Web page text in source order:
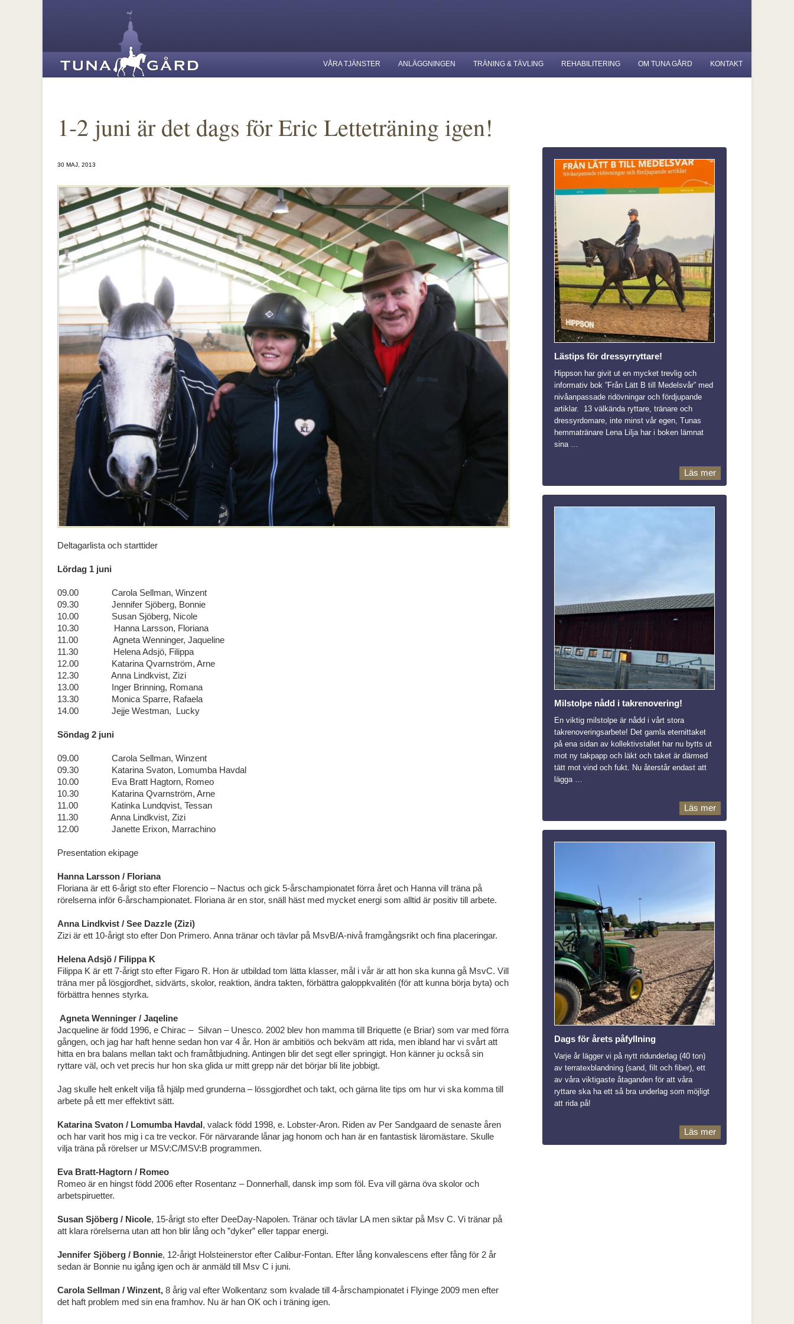
VÅRA TJÄNSTER ANLÄGGNINGEN TRÄNING & TÄVLING REHABILITERING OM TUNA GÅRD KONTAKT
1-2 juni är det dags för Eric Letteträning igen!
30 MAJ, 2013
Deltagarlista och starttider
Lördag 1 juni
09.00 Carola Sellman, Winzent
09.30 Jennifer Sjöberg, Bonnie
10.00 Susan Sjöberg, Nicole
10.30 Hanna Larsson, Floriana
11.00 Agneta Wenninger, Jaqueline
11.30 Helena Adsjö, Filippa
12.00 Katarina Qvarnström, Arne
12.30 Anna Lindkvist, Zizi
13.00 Inger Brinning, Romana
13.30 Monica Sparre, Rafaela
14.00 Jejje Westman, Lucky
Söndag 2 juni
09.00 Carola Sellman, Winzent
09.30 Katarina Svaton, Lomumba Havdal
10.00 Eva Bratt Hagtorn, Romeo
10.30 Katarina Qvarnström, Arne
11.00 Katinka Lundqvist, Tessan
11.30 Anna Lindkvist, Zizi
12.00 Janette Erixon, Marrachino
Presentation ekipage
Hanna Larsson / Floriana
Floriana är ett 6-årigt sto efter Florencio – Nactus och gick 5-årschampionatet förra året och Hanna vill träna på
rörelserna inför 6-årschampionatet. Floriana är en stor, snäll häst med mycket energi som alltid är positiv till arbete.
Anna Lindkvist / See Dazzle (Zizi)
Zizi är ett 10-årigt sto efter Don Primero. Anna tränar och tävlar på MsvB/A-nivå framgångsrikt och fina placeringar.
Helena Adsjö / Filippa K
Filippa K är ett 7-årigt sto efter Figaro R. Hon är utbildad tom lätta klasser, mål i vår är att hon ska kunna gå MsvC. Vill
träna mer på lösgjordhet, sidvärts, skolor, reaktion, ändra takten, förbättra galoppkvalitén (för att kunna börja byta) och
förbättra hennes styrka.
Agneta Wenninger / Jaqeline
Jacqueline är född 1996, e Chirac – Silvan – Unesco. 2002 blev hon mamma till Briquette (e Briar) som var med förra
gången, och jag har haft henne sedan hon var 4 år. Hon är ambitiös och bekväm att rida, men ibland har vi svårt att
hitta en bra balans mellan takt och framåtbjudning. Antingen blir det segt eller springigt. Hon känner ju också sin
ryttare väl, och vet precis hur hon ska glida ur mitt grepp när det börjar bli lite jobbigt.
Jag skulle helt enkelt vilja få hjälp med grunderna – lössgjordhet och takt, och gärna lite tips om hur vi ska komma till
arbete på ett mer effektivt sätt.
Katarina Svaton / Lomumba Havdal , valack född 1998, e. Lobster-Aron. Riden av Per Sandgaard de senaste åren
och har varit hos mig i ca tre veckor. För närvarande lånar jag honom och han är en fantastisk läromästare. Skulle
vilja träna på rörelser ur MSV:C/MSV:B programmen.
Eva Bratt-Hagtorn / Romeo
Romeo är en hingst född 2006 efter Rosentanz – Donnerhall, dansk imp som föl. Eva vill gärna öva skolor och
arbetspiruetter.
Susan Sjöberg / Nicole, 15-årigt sto efter DeeDay-Napolen. Tränar och tävlar LA men siktar på Msv C. Vi tränar på
att klara rörelserna utan att hon blir lång och ”dyker” eller tappar energi.
Jennifer Sjöberg / Bonnie, 12-årigt Holsteinerstor efter Calibur-Fontan. Efter lång konvalescens efter fång för 2 år
sedan är Bonnie nu igång igen och är anmäld till Msv C i juni.
Carola Sellman / Winzent, 8 årig val efter Wolkentanz som kvalade till 4-årschampionatet i Flyinge 2009 men efter
det haft problem med sin ena framhov. Nu är han OK och i träning igen.
Lästips för dressyrryttare!
Hippson har givit ut en mycket trevlig och
informativ bok ”Från Lätt B till Medelsvår” med
nivåanpassade ridövningar och fördjupande
artiklar. 13 välkända ryttare, tränare och
dressyrdomare, inte minst vår egen, Tunas
hemmatränare Lena Lilja har i boken lämnat
sina …
Läs mer
Milstolpe nådd i takrenovering!
En viktig milstolpe är nådd i vårt stora
takrenoveringsarbete! Det gamla eternittaket
på ena sidan av kollektivstallet har nu bytts ut
mot ny takpapp och läkt och taket är därmed
tätt mot vind och fukt. Nu återstår endast att
lägga …
Läs mer
Dags för årets påfyllning
Varje år lägger vi på nytt ridunderlag (40 ton)
av terratexblandning (sand, filt och fiber), ett
av våra viktigaste åtaganden för att våra
ryttare ska ha ett så bra underlag som möjligt
att rida på!
Läs mer